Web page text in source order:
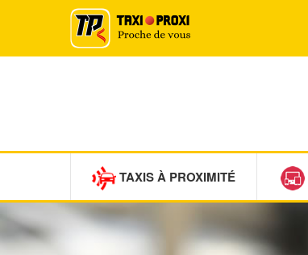
TAXIS À PROXIMITÉ